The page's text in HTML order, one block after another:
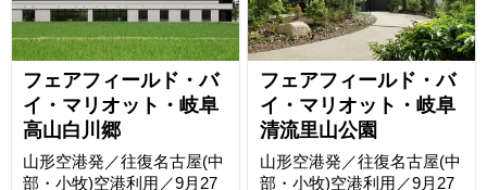
フェアフィールド・バ
イ・マリオット・岐阜
高山白川郷
山形空港発／往復名古屋(中
部・小牧)空港利用／9月27
フェアフィールド・バ
イ・マリオット・岐阜
清流里山公園
山形空港発／往復名古屋(中
部・小牧)空港利用／9月27